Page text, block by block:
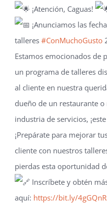
¡Atención, Caguas!
¡Anunciamos las
talleres #ConMuchoGusto
Estamos emocionados de
un programa de talleres
al cliente en nuestra
dueño de un restaurante
industria de servicios,
¡Prepárate para mejorar
cliente con nuestros
pierdas esta oportunidad
Inscríbete y obtén
aquí: https://bit.ly/